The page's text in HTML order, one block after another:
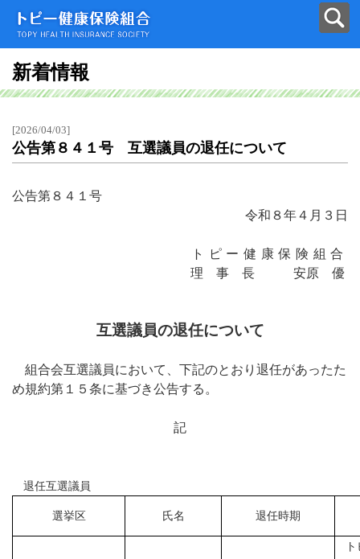
新着情報
[2026/04/03]
公告第８４１号 互選議員の退任について
公告第８４１号
令和８年４月３日
トピー健康保険組合
理 事 長 安原 優
互選議員の退任について
組合会互選議員において、下記のとおり退任があったた
め規約第１５条に基づき公告する。
記
退任互選議員
選挙区 氏名 退任時期